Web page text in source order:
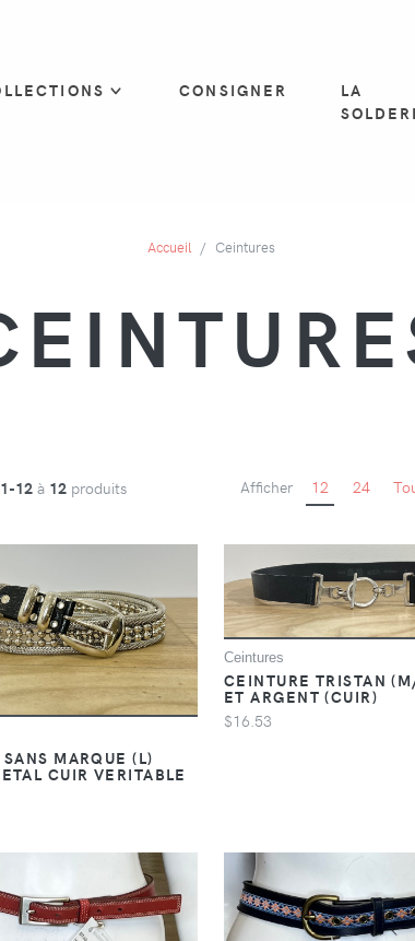
CONSIGNER
LA
Accueil Ceintures
1-12 à 12 produits Afficher 12 24
MARQUE (L)
CUIR VERITABLE
Ceintures
CEINTURE TRISTAN
ET ARGENT (CUIR)
$16.53